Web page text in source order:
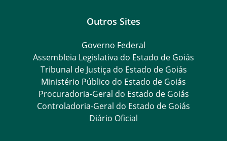
Outros Sites
Governo Federal
Assembleia Legislativa do Estado de Goiás
Tribunal de Justiça do Estado de Goiás
Ministério Público do Estado de Goiás
Procuradoria-Geral do Estado de Goiás
Controladoria-Geral do Estado de Goiás
Diário Oficial